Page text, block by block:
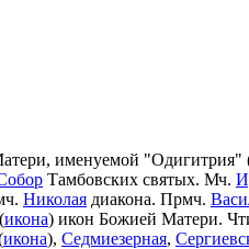
именуемой "Одигитрия"
Тамбовских святых. Мч.
Николая диакона. Прмч.
(икона) икон Божией Матери.
икона), Седмиезерная,